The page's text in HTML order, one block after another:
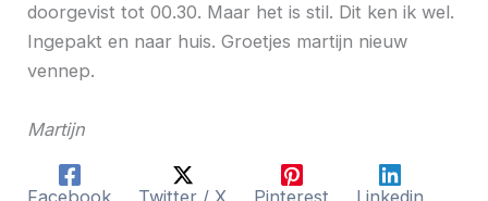
doorgevist tot 00.30. Maar het is stil. Dit ken ik wel.
Ingepakt en naar huis. Groetjes martijn nieuw
vennep.
Martijn
Facebook Twitter / X Pinterest Linkedin